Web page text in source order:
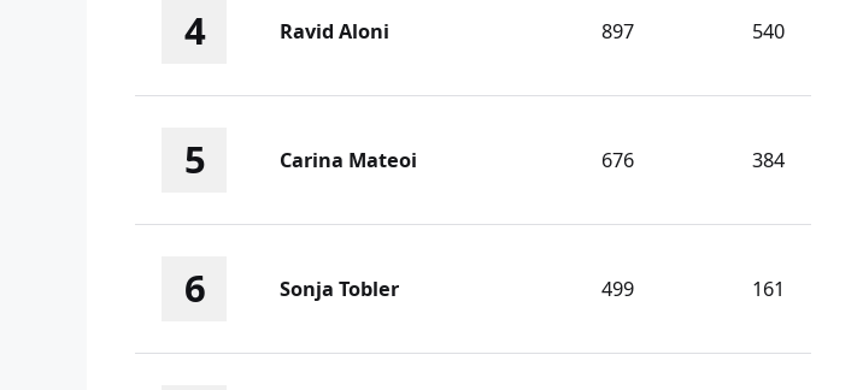
4 Ravid Aloni 897 540
5 Carina Mateoi 676 384
6 Sonja Tobler 499 161